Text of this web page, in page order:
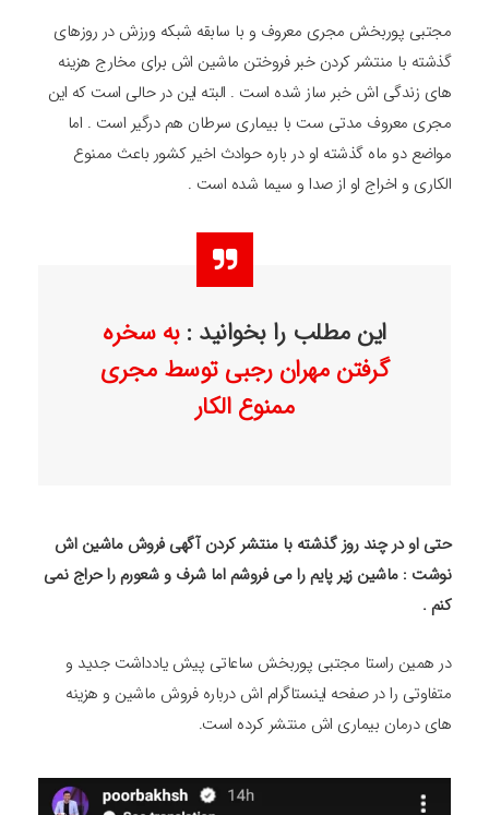
مجتبی پوربخش مجری معروف و با سابقه شبکه ورزش در روزهای
گذشته با منتشر کردن خبر فروختن ماشین اش برای مخارج هزینه
های زندگی اش خبر ساز شده است . البته این در حالی است که این
مجری معروف مدتی ست با بیماری سرطان هم درگیر است . اما
مواضع دو ماه گذشته او در باره حوادث اخیر کشور باعث ممنوع
الکاری و اخراج او از صدا و سیما شده است .
این مطلب را بخوانید : به سخره
گرفتن مهران رجبی توسط مجری
ممنوع الکار
حتی او در چند روز گذشته با منتشر کردن آگهی فروش ماشین اش
نوشت : ماشین زیر پایم را می فروشم اما شرف و شعورم را حراج نمی
کنم .
در همین راستا مجتبی پوربخش ساعاتی پیش یادداشت جدید و
متفاوتی را در صفحه اینستاگرام اش درباره فروش ماشین و هزینه
های درمان بیماری اش منتشر کرده است.